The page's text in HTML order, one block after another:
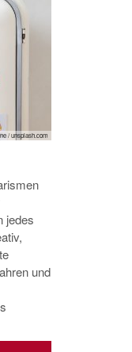
/ unsplash.com
jedes
und